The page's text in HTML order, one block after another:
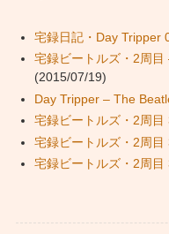
宅録日記・Day Tripper
宅録ビートルズ・2周
(2015/07/19)
Day Tripper – The
宅録ビートルズ・2周目
宅録ビートルズ・2周目
宅録ビートルズ・2周目